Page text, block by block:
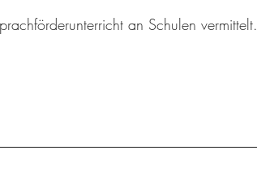
an Schulen vermittelt.